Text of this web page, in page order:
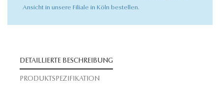
Ansicht in unsere Filiale in Köln bestellen.
DETAILLIERTE BESCHREIBUNG
PRODUKTSPEZIFIKATION